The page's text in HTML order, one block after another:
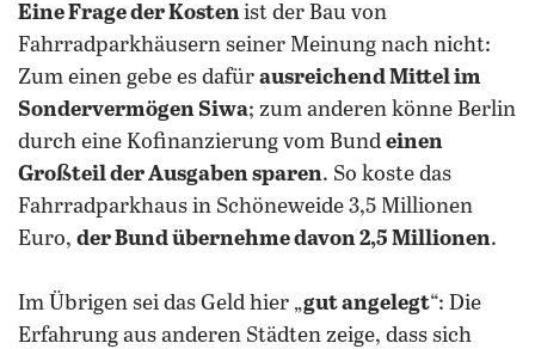
Eine Frage der Kostenist der Bau von
Fahrradparkhäusern seiner Meinung nach nicht:
Zum einen gebe es dafür ausreichend Mittel im
Sondervermögen Siwa; zum anderen könne Berlin
durch eine Kofinanzierung vom Bund einen
Großteil der Ausgaben sparen. So koste das
Fahrradparkhaus in Schöneweide 3,5 Millionen
Euro, der Bund übernehme davon 2,5 Millionen.
Im Übrigen sei das Geld hier „gut angelegt“: Die
Erfahrung aus anderen Städten zeige, dass sich